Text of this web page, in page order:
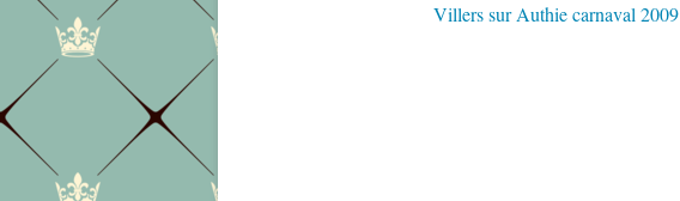
Villers sur Authie carnaval 2009